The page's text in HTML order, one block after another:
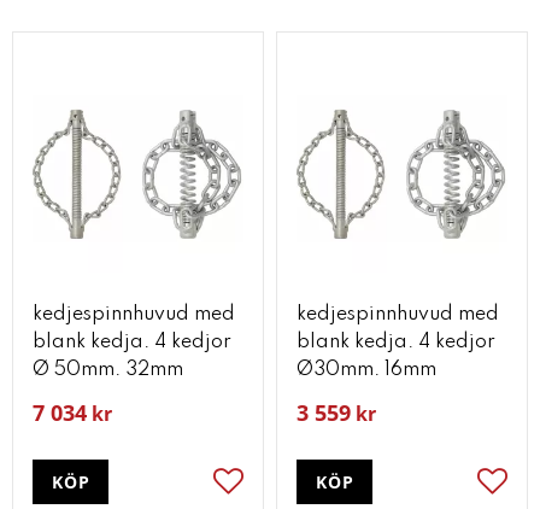
kedjespinnhuvud med
blank kedja. 4 kedjor
Ø 50mm. 32mm
7 034 kr
Lägg till i favoriter
KÖP
kedjespinnhuvud med
blank kedja. 4 kedjor
Ø30mm. 16mm
3 559 kr
KÖP